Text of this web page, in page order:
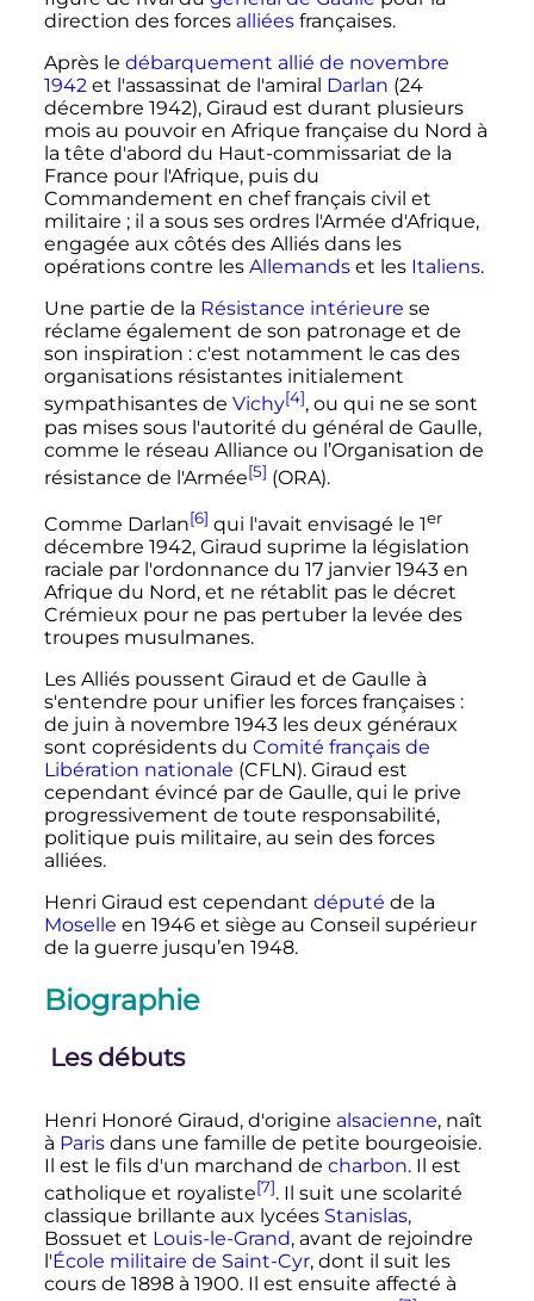
direction des forces alliéesfrançaises.
Après le débarquement allié de novembre
1942et l'assassinat de l'amiral Darlan (24
décembre 1942), Giraud est durant plusieurs
mois au pouvoir en Afrique française du Nord à
la tête d'abord du Haut-commissariat de la
France pour l'Afrique, puis du
Commandement en chef français civil et
militaire ; il a sous ses ordres l'Armée d'Afrique,
engagée aux côtés des Alliés dans les
opérations contre les Allemandset les Italiens.
Une partie de la Résistance intérieure se
réclame également de son patronage et de
son inspiration : c'est notamment le cas des
organisations résistantes initialement
sympathisantes de Vichy[4], ou qui ne se sont
pas mises sous l'autorité du général de Gaulle,
comme le réseau Alliance ou l’Organisation de
résistance de l'Armée[5] (ORA).
Comme Darlan[6] qui l'avait envisagé le 1er
décembre 1942, Giraud suprime la législation
raciale par l'ordonnance du 17 janvier 1943en
Afrique du Nord, et ne rétablit pas le décret
Crémieux pour ne pas pertuber la levée des
troupes musulmanes.
Les Alliés poussent Giraud et de Gaulle à
s'entendre pour unifier les forces françaises :
de juin à novembre 1943les deux généraux
sont coprésidents du Comité français de
Libération nationale (CFLN). Giraud est
cependant évincé par de Gaulle, qui le prive
progressivement de toute responsabilité,
politique puis militaire, au sein des forces
alliées.
Henri Giraud est cependant député de la
Moselle en 1946 et siège au Conseil supérieur
de la guerre jusqu’en 1948.
Biographie
Les débuts
Henri Honoré Giraud, d'origine alsacienne, naît
à Parisdans une famille de petite bourgeoisie.
Il est le fils d'un marchand de charbon. Il est
catholique et royaliste[7]. Il suit une scolarité
classique brillante aux lycées Stanislas,
Bossuet et Louis-le-Grand, avant de rejoindre
l'École militaire de Saint-Cyr, dont il suit les
cours de 1898 à 1900. Il est ensuite affecté à